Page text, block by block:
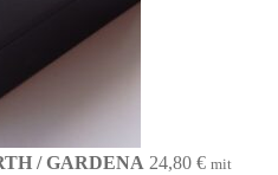
/ GARDENA 24,80 € mit